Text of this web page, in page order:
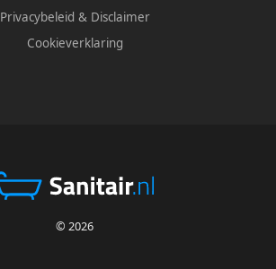
Privacybeleid & Disclaimer
Cookieverklaring
© 2026